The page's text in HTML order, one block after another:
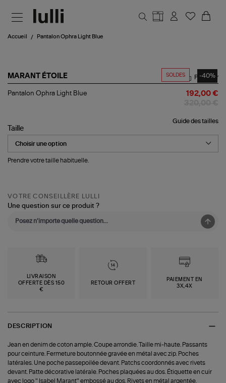
Accueil Pantalon Ophra Light Blue
SOLDES -40%
MARANT ÉTOILE
Pantalon
Partager
Pantalon Ophra Light Blue 192,00 €
Guide des tailles
Taille
Prendre votre taille habituelle.
VOTRE CONSEILLÈRE LULLI
Une question sur ce produit ?
LIVRAISON
OFFERTE DÈS 150
€
RETOUR OFFERT
PAIEMENT EN
3X,4X
DESCRIPTION
Jean en denim de coton ample. Coupe arrondie. Taille mi-haute. Passants
pour ceinture. Fermeture boutonnée gravée en métal avec zip. Poches
latérales. Une poche passepoilée devant. Patchs coordonnés avec rivets
devant. Patte décorative latérale. Poches plaquées au dos. Étiquette en cuir
avec logo " Isabel Marant" embossé au dos. Rivets en métal argentée.